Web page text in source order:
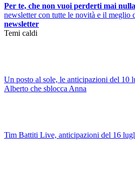
Per te, che non vuoi perderti mai
newsletter con tutte le novità e il meglio
newsletter
Temi caldi
Un posto al sole, le anticipazioni del 10
Alberto che sblocca Anna
Tim Battiti Live, anticipazioni del 16